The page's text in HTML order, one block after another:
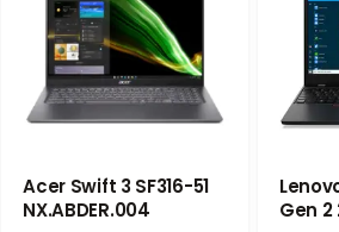
27-дюймовый сенсорный FHD
продуктивность, позволяя
мультимедийных презентаций.
Acer Swift 3 SF316-51
NX.ABDER.004
Gen 2